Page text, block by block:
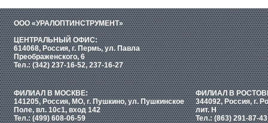
ООО «УРАЛОПТИНСТРУМЕНТ»
ЦЕНТРАЛЬНЫЙ ОФИС:
614068, Россия, г. Пермь, ул. Павла
Преображенского, 6
Тел.: (342) 237-16-52, 237-16-27
ФИЛИАЛ В МОСКВЕ:
141205, Россия, МО, г. Пушкино, ул. Пушкинское
Поле, вл. 10с1, вход 142
Тел.: (499) 608-06-59
ФИЛИАЛ В
344092, Россия, г.
лит. Н
Тел.: (863) 291-87-43